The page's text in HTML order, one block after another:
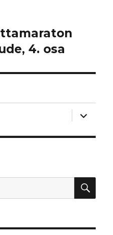
4. osa
laienda